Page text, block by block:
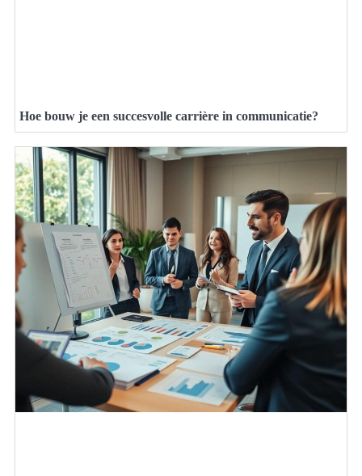
Hoe bouw je een succesvolle carrière in communicatie?